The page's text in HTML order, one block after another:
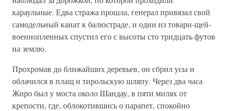
караульные. Едва стража прошла, генерал привязал свой
самодельный канат к балюстраде, и один из товари-щей-
военнопленных спустил его с высоты сто тридцать футов
на землю.
Прохромав до ближайших деревьев, он сбрил усы и
облачился в плащ и тирольскую шляпу. Через два часа
Жиро был у моста около Шандау, в пяти милях от
крепости, где, облокотившись о парапет, спокойно